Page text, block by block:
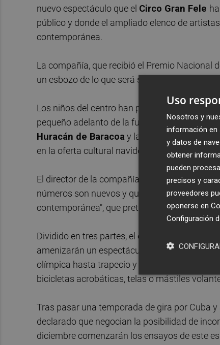
nuevo espectáculo que el Circo Gran Fele
público y donde el ampliado elenco de
contemporánea.
La compañía, que recibió el Premio Nacional
un esbozo de lo que será su nueva obra ante
Los niños del centro han podido disfrutar de
pequeño adelanto de la función de dos horas
Huracán de Baracoa y la Reina de los
en la oferta cultural navideña en València.
El director de la compañía, Rafael Pla
números son nuevos y que se tratan de
contemporánea", que pretenden hacer una
Dividido en tres partes, el equipo ha
amenizarán un espectáculo que comienza
olímpica hasta trapecio y saltos en cama
bicicletas acrobáticas, telas o mástiles
Tras pasar una temporada de gira por Cuba
declarado que negocian la posibilidad de
diciembre comenzarán los ensayos de este
Uso
Nosotros y
información en
y datos de
obtener
pueden
precisos y
proveedores
oponerse en
Configuración